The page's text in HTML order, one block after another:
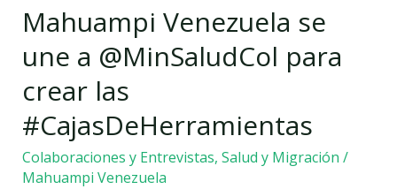
Mahuampi Venezuela se
une a @MinSaludCol para
crear las
#CajasDeHerramientas
Colaboraciones y Entrevistas, Salud y Migración /
Mahuampi Venezuela
une
@MinSaludCol
para
crear
las
#CajasDeHerramientas